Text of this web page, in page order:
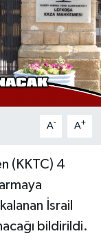
A- A+
(KKTC) 4
İsrail
bildirildi.